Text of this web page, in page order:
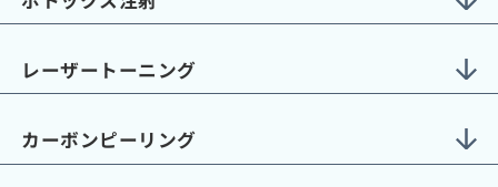
レーザートーニング
カーボンピーリング